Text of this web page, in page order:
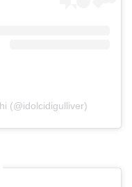
(@idolcidigulliver)